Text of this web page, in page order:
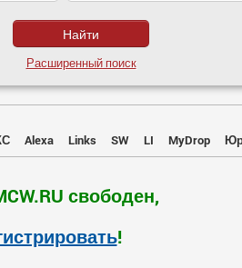
Расширенный поиск
Alexa Links SW LI MyDrop
свободен,
!